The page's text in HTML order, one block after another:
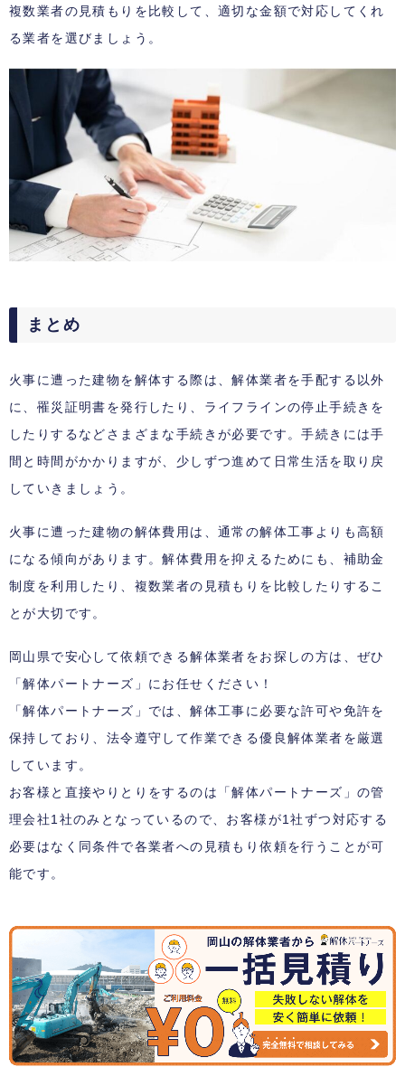
複数業者の見積もりを比較して、適切な金額で対応してくれ
る業者を選びましょう。
まとめ
火事に遭った建物を解体する際は、解体業者を手配する以外
に、罹災証明書を発行したり、ライフラインの停止手続きを
したりするなどさまざまな手続きが必要です。手続きには手
間と時間がかかりますが、少しずつ進めて日常生活を取り戻
していきましょう。
火事に遭った建物の解体費用は、通常の解体工事よりも高額
になる傾向があります。解体費用を抑えるためにも、補助金
制度を利用したり、複数業者の見積もりを比較したりするこ
とが大切です。
岡山県で安心して依頼できる解体業者をお探しの方は、ぜひ
「解体パートナーズ」にお任せください！
「解体パートナーズ」では、解体工事に必要な許可や免許を
保持しており、法令遵守して作業できる優良解体業者を厳選
しています。
お客様と直接やりとりをするのは「解体パートナーズ」の管
理会社1社のみとなっているので、お客様が1社ずつ対応する
必要はなく同条件で各業者への見積もり依頼を行うことが可
能です。